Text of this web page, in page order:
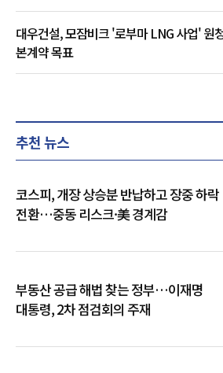
대우건설, 모잠비크 '로부마 LNG 사업' 원
본계약 목표
추천 뉴스
코스피, 개장 상승분 반납하고 장중 하락
전환…중동 리스크·美 경계감
부동산 공급 해법 찾는 정부…이재명
대통령, 2차 점검회의 주재